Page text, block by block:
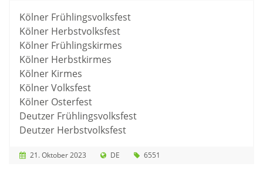
Kölner Frühlingsvolksfest
Kölner Herbstvolksfest
Kölner Frühlingskirmes
Kölner Herbstkirmes
Kölner Kirmes
Kölner Volksfest
Kölner Osterfest
Deutzer Frühlingsvolksfest
Deutzer Herbstvolksfest
21. Oktober 2023 DE 6551